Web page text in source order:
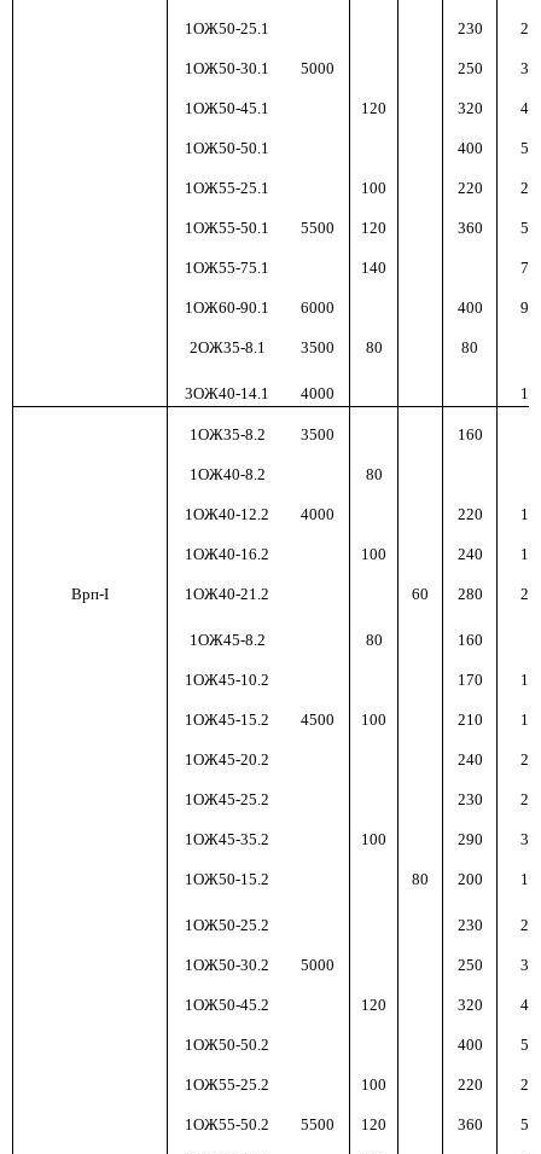
1ОЖ50-25.1 230
1ОЖ50-30.1 5000 250
1ОЖ50-45.1 120 320
1ОЖ50-50.1 400
1ОЖ55-25.1 100 220
1ОЖ55-50.1 5500 120 360
1ОЖ55-75.1 140
1ОЖ60-90.1 6000 400
2ОЖ35-8.1 3500 80 80
3ОЖ40-14.1 4000
1ОЖ35-8.2 3500 160
1ОЖ40-8.2 80
1ОЖ40-12.2 4000 220
1ОЖ40-16.2 100 240
Врп-I 1ОЖ40-21.2 60 280
1ОЖ45-8.2 80 160
1ОЖ45-10.2 170
1ОЖ45-15.2 4500 100 210
1ОЖ45-20.2 240
1ОЖ45-25.2 230
1ОЖ45-35.2 100 290
1ОЖ50-15.2 80 200
1ОЖ50-25.2 230
1ОЖ50-30.2 5000 250
1ОЖ50-45.2 120 320
1ОЖ50-50.2 400
1ОЖ55-25.2 100 220
1ОЖ55-50.2 5500 120 360